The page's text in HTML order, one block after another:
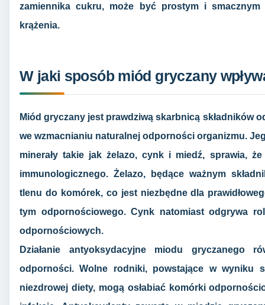
zamiennika cukru, może być prostym i
krążenia.
W jaki sposób miód gryczany
Miód gryczany jest prawdziwą skarbnicą składników
we wzmacnianiu naturalnej odporności organizmu.
minerały takie jak żelazo, cynk i miedź, sprawia,
immunologicznego. Żelazo, będące ważnym
tlenu do komórek, co jest niezbędne dla
tym odpornościowego. Cynk natomiast odgrywa
odpornościowych.
Działanie antyoksydacyjne miodu gryczanego
odporności. Wolne rodniki, powstające w wyniku
niezdrowej diety, mogą osłabiać komórki